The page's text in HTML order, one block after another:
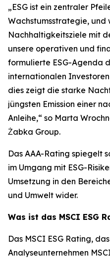
„ESG ist ein zentraler
Wachstumsstrategie, und
Nachhaltigkeitsziele mit
unsere operativen und
formulierte ESG-Agenda
internationalen
dies zeigt die starke
jüngsten Emission einer
Anleihe,“ so Marta
Żabka Group.
Das AAA-Rating spiegelt
im Umgang mit ESG-
Umsetzung in den
und Umwelt wider.
Was ist das MSCI ESG
Das MSCI ESG Rating,
Analyseunternehmen